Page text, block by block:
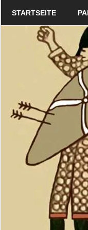
STARTSEITE